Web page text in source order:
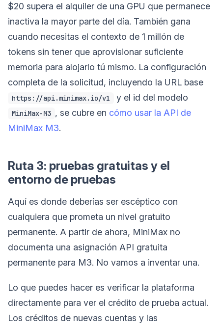
$20 supera el alquiler de una GPU que permanece
inactiva la mayor parte del día. También gana
cuando necesitas el contexto de 1 millón de
tokens sin tener que aprovisionar suficiente
memoria para alojarlo tú mismo. La configuración
completa de la solicitud, incluyendo la URL base
https://api.minimax.io/v1 y el id del modelo
MiniMax-M3 , se cubre en cómo usar la API de
MiniMax M3.
Ruta 3: pruebas gratuitas y el
entorno de pruebas
Aquí es donde deberías ser escéptico con
cualquiera que prometa un nivel gratuito
permanente. A partir de ahora, MiniMax no
documenta una asignación API gratuita
permanente para M3. No vamos a inventar una.
Lo que puedes hacer es verificar la plataforma
directamente para ver el crédito de prueba actual.
Los créditos de nuevas cuentas y las